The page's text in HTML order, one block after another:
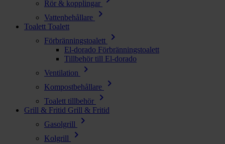
Rör & kopplingar
Vattenbehållare chevron_right
Toalett Toalett
Förbränningstoalett
chevron_right
El-dorado Förbränningstoalett
Tillbehör till El-dorado
Ventilation
chevron_right
Kompostbehållare chevron_right
Toalett tillbehör chevron_right
Grill & Fritid Grill & Fritid
Gasolgrill
chevron_right
Kolgrill chevron_right